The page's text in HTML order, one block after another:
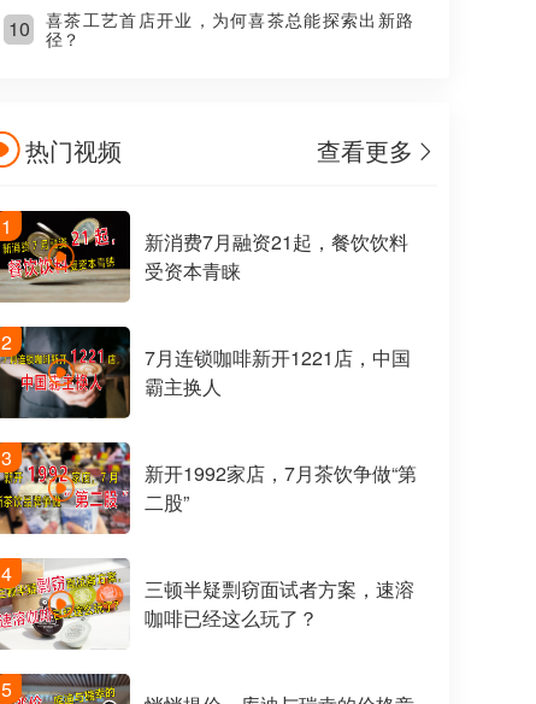
10
喜茶工艺首店开业，为何喜茶总能探索出新路
径？
热门视频 查看更多
1
新消费7月融资21起，餐饮饮料
受资本青睐
2
7月连锁咖啡新开1221店，中国
霸主换人
3
新开1992家店，7月茶饮争做“第
二股”
4
三顿半疑剽窃面试者方案，速溶
咖啡已经这么玩了？
5